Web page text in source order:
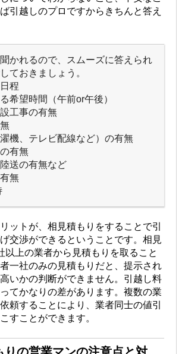
引越しのプロですからきちんと答え
かれるので、スムーズに答えられ
ておきましょう。
程
希望時間（午前or午後）
工事の有無
機、テレビ配線など）の有無
有無
送の有無など
無
ットが、相見積もりをすることで引
交渉ができるということです。相見
以上の業者から見積もりを取ること
一社のみの見積もりだと、提示され
いかの判断ができません。引越し料
てかなりの差があります。複数の業
頼することにより、業者同士の値引
すことができます。